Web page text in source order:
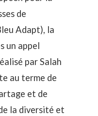
de
Adapt), la
un appel
par Salah
au terme de
et de
la diversité et